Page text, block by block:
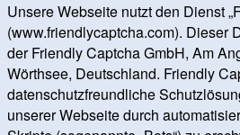
Unsere Webseite nutzt den Dienst
(www.friendlycaptcha.com). Dieser
der Friendly Captcha GmbH, Am
Wörthsee, Deutschland. Friendly
datenschutzfreundliche
unserer Webseite durch